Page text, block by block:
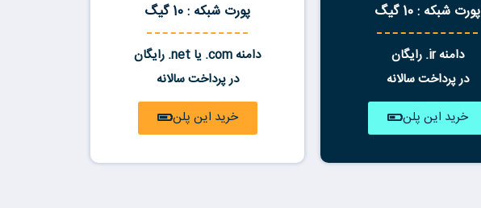
پورت شبکه : 10 گیگ
دامنه ir. رایگان
در پرداخت سالانه
خرید این پلن
پورت شبکه : 10 گیگ
دامنه com. یا net. رایگان
در پرداخت سالانه
خرید این پلن